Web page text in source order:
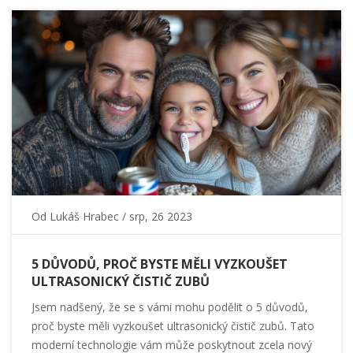
Od Lukáš Hrabec / srp, 26 2023
5 DŮVODŮ, PROČ BYSTE MĚLI VYZKOUŠET
ULTRASONICKÝ ČISTIČ ZUBŮ
Jsem nadšený, že se s vámi mohu podělit o 5 důvodů,
proč byste měli vyzkoušet ultrasonický čistič zubů. Tato
moderní technologie vám může poskytnout zcela nový